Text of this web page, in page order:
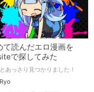
て読んだエロ漫画を
で探してみた
あっさり見つかりました！
Ryo